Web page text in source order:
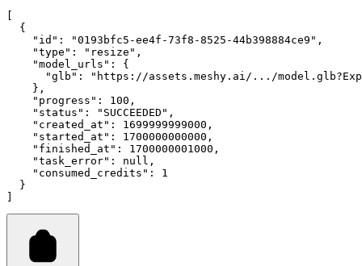
[
  {
"id" : "0193bfc5-ee4f-73f8-8525-44b398884ce9" ,
"type" : "resize" ,
"model_urls" :
{
"glb" :
"https://assets.meshy.ai/.../
    }
,
"progress" : 100 ,
"status" : "SUCCEEDED" ,
"created_at" : 1699999999000 ,
"started_at" : 1700000000000 ,
"finished_at" : 1700000001000 ,
"task_error" : null ,
"consumed_credits" :
1
  }
]